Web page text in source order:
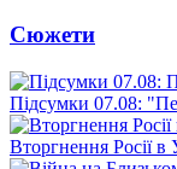
Сюжети
Підсумки 07.08:
Вторгнення Росії в